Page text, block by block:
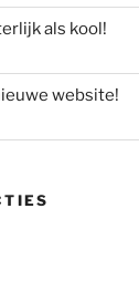
als kool!
website!